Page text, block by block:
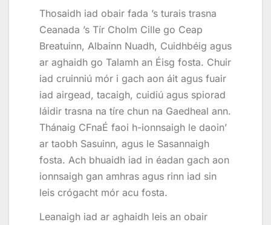
Thosaidh iad obair fada ’s turais trasna
Ceanada ’s Tír Cholm Cille go Ceap
Breatuinn, Albainn Nuadh, Cuidhbéig agus
ar aghaidh go Talamh an Éisg fosta. Chuir
iad cruinniú mór i gach aon áit agus fuair
iad airgead, tacaigh, cuidiú agus spiorad
láidir trasna na tíre chun na Gaedheal ann.
Thánaig CFnaÉ faoi h-ionnsaigh le daoin’
ar taobh Sasuinn, agus le Sasannaigh
fosta. Ach bhuaidh iad in éadan gach aon
ionnsaigh gan amhras agus rinn iad sin
leis crógacht mór acu fosta.
Leanaigh iad ar aghaidh leis an obair